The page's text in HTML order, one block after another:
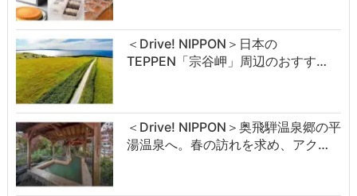
＜Drive! NIPPON＞日本の
TEPPEN「宗谷岬」周辺のおすす…
＜Drive! NIPPON＞奥飛騨温泉郷の平
湯温泉へ。春の訪れを求め、アク…